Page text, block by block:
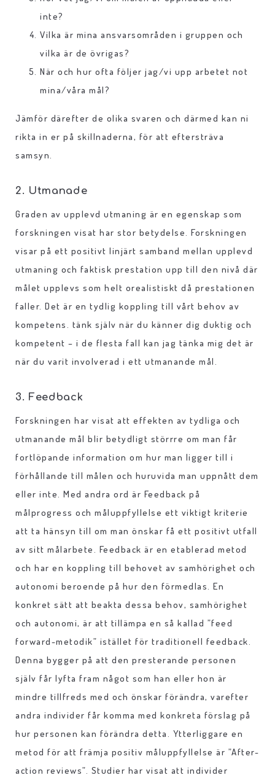
inte?
Vilka är mina ansvarsområden i gruppen och
vilka är de övrigas?
När och hur ofta följer jag/vi upp arbetet not
mina/våra mål?
Jämför därefter de olika svaren och därmed kan ni
rikta in er på skillnaderna, för att eftersträva
samsyn.
2. Utmanade
Graden av upplevd utmaning är en egenskap som
forskningen visat har stor betydelse. Forskningen
visar på ett positivt linjärt samband mellan upplevd
utmaning och faktisk prestation upp till den nivå där
målet upplevs som helt orealistiskt då prestationen
faller. Det är en tydlig koppling till vårt behov av
kompetens. tänk själv när du känner dig duktig och
kompetent – i de flesta fall kan jag tänka mig det är
när du varit involverad i ett utmanande mål.
3. Feedback
Forskningen har visat att effekten av tydliga och
utmanande mål blir betydligt störrre om man får
fortlöpande information om hur man ligger till i
förhållande till målen och huruvida man uppnått dem
eller inte. Med andra ord är Feedback på
målprogress och måluppfyllelse ett viktigt kriterie
att ta hänsyn till om man önskar få ett positivt utfall
av sitt målarbete. Feedback är en etablerad metod
och har en koppling till behovet av samhörighet och
autonomi beroende på hur den förmedlas. En
konkret sätt att beakta dessa behov, samhörighet
och autonomi, är att tillämpa en så kallad ”feed
forward-metodik” istället för traditionell feedback.
Denna bygger på att den presterande personen
själv får lyfta fram något som han eller hon är
mindre tillfreds med och önskar förändra, varefter
andra individer får komma med konkreta förslag på
hur personen kan förändra detta. Ytterliggare en
metod för att främja positiv måluppfyllelse är ”After-
action reviews”. Studier har visat att individer